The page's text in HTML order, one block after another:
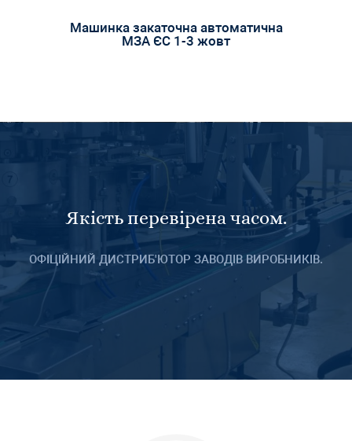
Машинка закаточна автоматична
МЗА ЄС 1-3 жовт
Якість перевірена часом.
ОФІЦІЙНИЙ ДИСТРИБ'ЮТОР ЗАВОДІВ ВИРОБНИКІВ.